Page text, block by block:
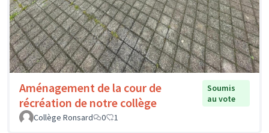
Aménagement de la cour de
récréation de notre collège
Soumis
au vote
Collège Ronsard
0 1